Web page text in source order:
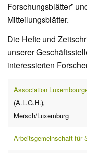
Forschungsblätter”
Mitteilungsblätter.
Die Hefte und
unserer
interessierten
Association
(A.L.G.H.),
Mersch/Luxemburg
Arbeitsgemeinschaft für